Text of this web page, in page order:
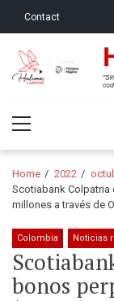
Contact
Menu
Home 2022
Scotiabank Colpatria
millones a través de
Colombia Noticias
bonos